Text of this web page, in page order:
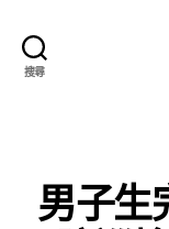
搜尋
男子生